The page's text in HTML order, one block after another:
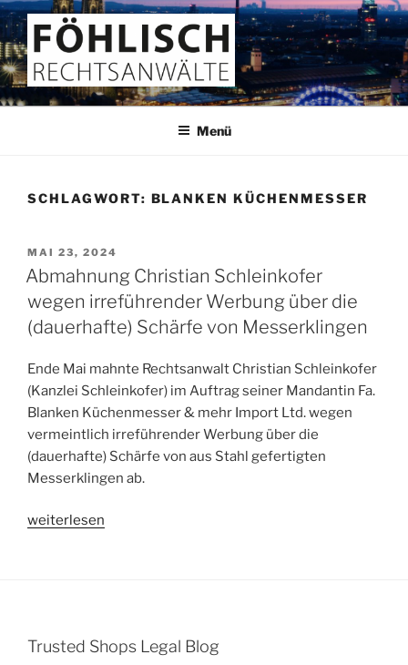
Zum
Inhalt
springen
FÖHLISCH
Rechtsanwälte
Menü
SCHLAGWORT: BLANKEN KÜCHENMESSER
VERÖFFENTLICHT
AM
MAI 23, 2024
Abmahnung Christian Schleinkofer
wegen irreführender Werbung über die
(dauerhafte) Schärfe von Messerklingen
Ende Mai mahnte Rechtsanwalt Christian Schleinkofer
(Kanzlei Schleinkofer) im Auftrag seiner Mandantin Fa.
Blanken Küchenmesser & mehr Import Ltd. wegen
vermeintlich irreführender Werbung über die
(dauerhafte) Schärfe von aus Stahl gefertigten
Messerklingen ab.
„Abmahnung
über
weiterlesen
Trusted Shops Legal Blog